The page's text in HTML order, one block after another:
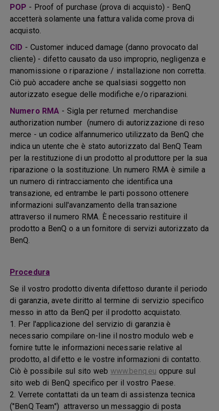
POP - Proof of purchase (prova di acquisto) - BenQ
accetterà solamente una fattura valida come prova di
acquisto.
CID - Customer induced damage (danno provocato dal
cliente) - difetto causato da uso improprio, negligenza e
manomissione o riparazione / installazione non corretta.
Ciò può accadere anche se qualsiasi soggetto non
autorizzato esegue delle modifiche e/o riparazioni.
Numero RMA - Sigla per returned merchandise
authorization number (numero di autorizzazione di reso
merce - un codice alfannumerico utilizzato da BenQ che
indica un utente che è stato autorizzato dal BenQ Team
per la restituzione di un prodotto al produttore per la sua
riparazione o la sostituzione. Un numero RMA è simile a
un numero di rintracciamento che identifica una
transazione, ed entrambe le parti possono ottenere
informazioni sull'avanzamento della transazione
attraverso il numero RMA. È necessario restituire il
prodotto a BenQ o a un fornitore di servizi autorizzato da
BenQ.
Procedura
Se il vostro prodotto diventa difettoso durante il periodo
di garanzia, avete diritto al termine di servizio specifico
messo in atto da BenQ per il prodotto acquistato.
1. Per l'applicazione del servizio di garanzia è
necessario compilare on-line il nostro modulo web e
fornire tutte le informazioni necessarie relative al
prodotto, al difetto e le vostre informazioni di contatto.
Ciò è possibile sul sito web www.benq.eu oppure sul
sito web di BenQ specifico per il vostro Paese.
2. Verrete contattati da un team di assistenza tecnica
("BenQ Team") attraverso un messaggio di posta